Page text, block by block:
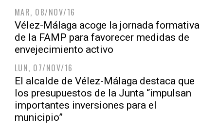
MAR, 08/NOV/16
Vélez-Málaga acoge la jornada formativa
de la FAMP para favorecer medidas de
envejecimiento activo
LUN, 07/NOV/16
El alcalde de Vélez-Málaga destaca que
los presupuestos de la Junta “impulsan
importantes inversiones para el
municipio”